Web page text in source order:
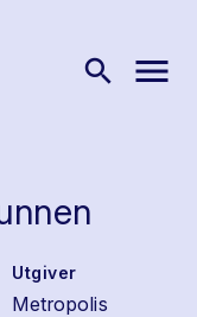
search menu
Utgiver
Metropolis